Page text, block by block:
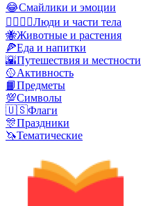
😂Смайлики и эмоции
👩‍❤️‍💋‍👨Люди и части тела
🐝Животные и растения
🍕Еда и напитки
🌇Путешествия и местности
🥎Активность
📙Предметы
💯Символы
🇺🇸Флаги
🎊Праздники
🦄Тематические